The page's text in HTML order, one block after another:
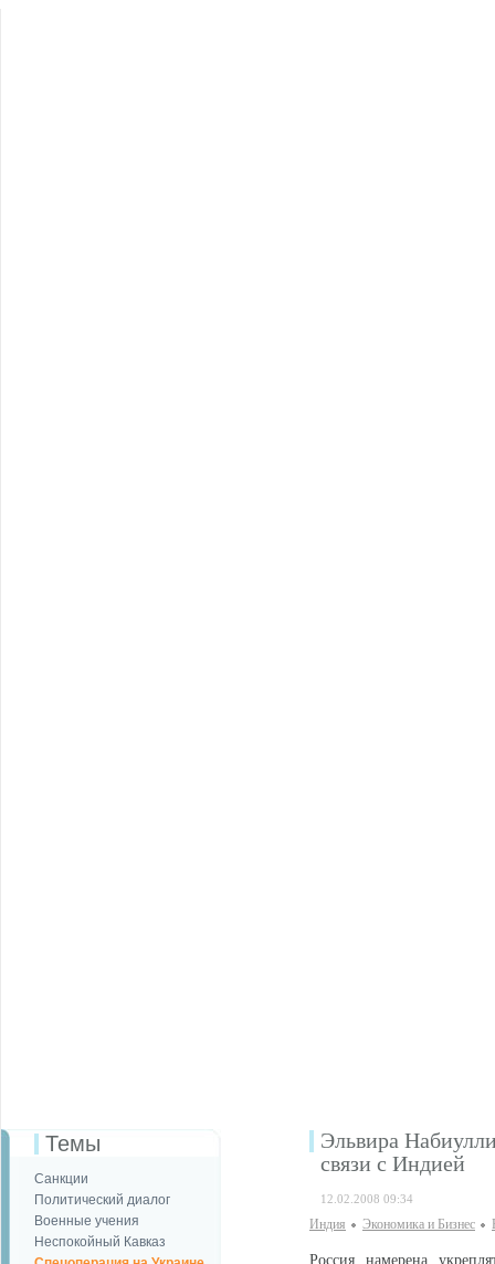
Темы
Санкции
Политический диалог
Военные учения
Неспокойный Кавказ
Эльвира
связи с Индией
12.02.2008 09:34
Индия Экономика и Бизнес
Россия намерена